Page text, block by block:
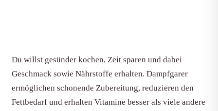
Du willst gesünder kochen, Zeit sparen und dabei
Geschmack sowie Nährstoffe erhalten. Dampfgarer
ermöglichen schonende Zubereitung, reduzieren den
Fettbedarf und erhalten Vitamine besser als viele andere